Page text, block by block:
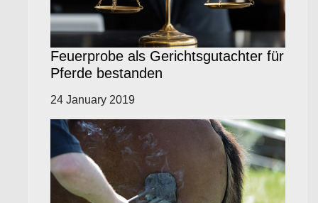
Feuerprobe als Gerichtsgutachter für
Pferde bestanden
24 January 2019